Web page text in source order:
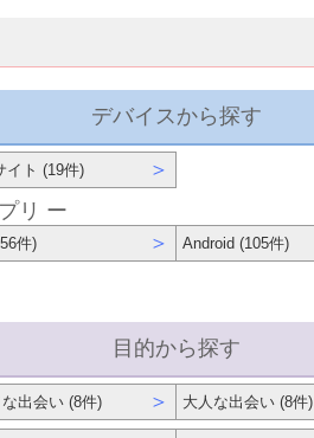
デバイスから探す
イト (19件)
＞
リ ー
件) ＞ Android (105件)
目的から探す
出会い (8件) ＞ 大人な出会い (8件)